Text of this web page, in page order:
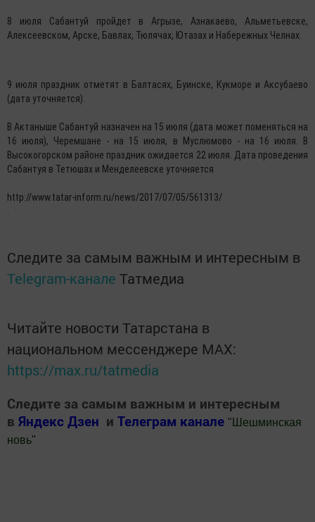
8 июля Сабантуй пройдет в Агрызе, Азнакаево, Альметьевске,
Алексеевском, Арске, Бавлах, Тюлячах, Ютазах и Набережных Челнах.
9 июля праздник отметят в Балтасях, Буинске, Кукморе и Аксубаево
(дата уточняется).
В Актаныше Сабантуй назначен на 15 июля (дата может поменяться на
16 июля), Черемшане - на 15 июля, в Муслюмово - на 16 июля. В
Высокогорском районе праздник ожидается 22 июля. Дата проведения
Сабантуя в Тетюшах и Менделеевске уточняется
http://www.tatar-inform.ru/news/2017/07/05/561313/
.
Следите за самым важным и интересным в
Telegram-канале Татмедиа
Читайте новости Татарстана в
национальном мессенджере MАХ:
https://max.ru/tatmedia
Следите за самым важным и интересным
в Яндекс Дзен и Телеграм канале " Шешминская
новь"